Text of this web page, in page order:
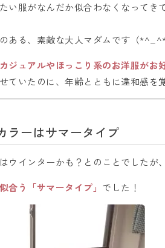
い服がなんだか似合わなくなってき
ある、素敵な大人マダムです（*^_^*
カジュアルやほっこり系のお洋服がお
ていたのに、年齢とともに違和感を
ラーはサマータイプ
ウインターかも？とのことでしたが
合う「サマータイプ」 でした！